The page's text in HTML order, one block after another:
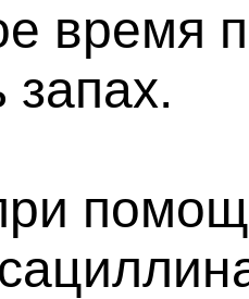
время
запах.